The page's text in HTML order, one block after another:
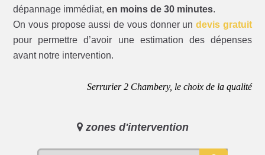
dépannage immédiat,en moins de 30 minutes.
On vous propose aussi de vous donner un devis gratuit
pour permettre d’avoir une estimation des dépenses
avant notre intervention.
Serrurier 2 Chambery, le choix de la qualité
zones d'intervention